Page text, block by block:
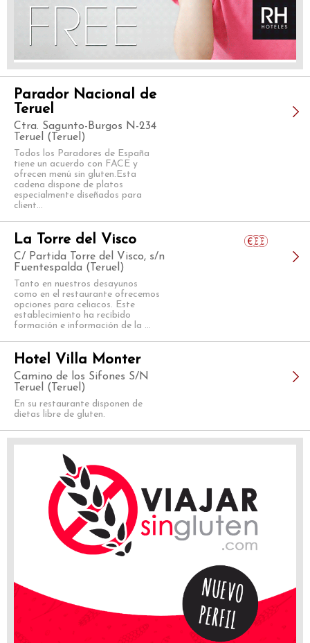
Parador Nacional de
Teruel
Ctra. Sagunto-Burgos N-234
Teruel (Teruel)
Todos los Paradores de España
tiene un acuerdo con FACE y
ofrecen menú sin gluten.Esta
cadena dispone de platos
especialmente diseñados para
client...
La Torre del Visco
C/ Partida Torre del Visco, s/n
Fuentespalda (Teruel)
Tanto en nuestros desayunos
como en el restaurante ofrecemos
opciones para celiacos. Este
establecimiento ha recibido
formación e información de la ...
Hotel Villa Monter
Camino de los Sifones S/N
Teruel (Teruel)
En su restaurante disponen de
dietas libre de gluten.